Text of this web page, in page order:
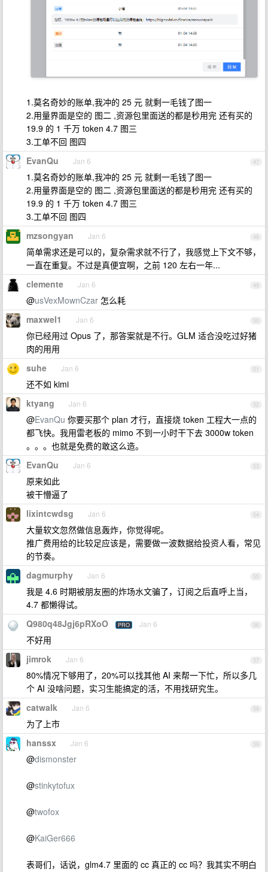
1.莫名奇妙的账单,我冲的 25 元 就剩一毛钱了图一
2.用量界面是空的 图二 ,资源包里面送的都是秒用完 还有买的
19.9 的 1 千万 token 4.7 图三
3.工单不回 图四
47
EvanQu Jan 6
1.莫名奇妙的账单,我冲的 25 元 就剩一毛钱了图一
2.用量界面是空的 图二 ,资源包里面送的都是秒用完 还有买的
19.9 的 1 千万 token 4.7 图三
3.工单不回 图四
48
mzsongyan Jan 6
简单需求还是可以的，复杂需求就不行了，我感觉上下文不够，
一直在重复。不过是真便宜啊，之前 120 左右一年...
49
clemente Jan 6
@usVexMownCzar 怎么耗
50
maxwel1 Jan 6
你已经用过 Opus 了，那答案就是不行。GLM 适合没吃过好猪
肉的用用
51
suhe Jan 6
还不如 kimi
52
ktyang Jan 6
@EvanQu 你要买那个 plan 才行，直接烧 token 工程大一点的
都飞快。我用雷老板的 mimo 不到一小时干下去 3000w token
。。。也就是免费的敢这么造。
53
EvanQu Jan 6
原来如此
被干懵逼了
54
lixintcwdsg Jan 6
大量软文忽然做信息轰炸，你觉得呢。
推广费用给的比较足应该是，需要做一波数据给投资人看，常见
的节奏。
55
dagmurphy Jan 6
我是 4.6 时期被朋友圈的炸场水文骗了，订阅之后直呼上当，
4.7 都懒得试。
56
Q980q48Jgj6pRXoO PRO Jan 6
不好用
57
jimrok Jan 6
80%情况下够用了，20%可以找其他 AI 来帮一下忙，所以多几
个 AI 没啥问题，实习生能搞定的活，不用找研究生。
58
catwalk Jan 6
为了上市
59
hanssx Jan 6
@dismonster
@stinkytofux
@twofox
@KaiGer666
表哥们，话说，glm4.7 里面的 cc 真正的 cc 吗？我其实不明白